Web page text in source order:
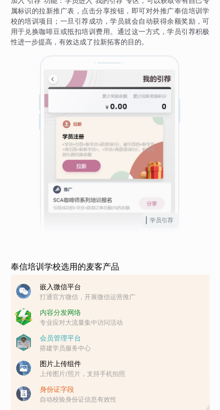
属标识的拉新推广表，点击分享按钮，即可对外推广奉信培训学
校的培训项目；一旦引荐成功，学员就会自动获得余额奖励，可
用于兑换咖啡豆或抵扣培训费用。通过这一方式，学员引荐积极
性进一步提高，有效达成了拉新拓客的目的。
学员引荐
奉信培训学校选用的麦客产品
嵌入微信平台
打通官方微信，开展微信运营推广
内容分发网络
专业应对大流量集中访问活动
会员管理平台
搭建学员服务中心
图片上传组件
上传图片/照片，支持手机拍照
身份证字段
自动校验身份证信息有效性